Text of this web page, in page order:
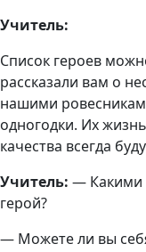
Учитель:
Список героев
рассказали вам о
нашими
одногодки. Их
качества всегда
Учитель: — Какими
герой?
— Можете ли вы